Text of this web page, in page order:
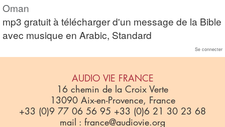
Oman
mp3 gratuit à télécharger d'un message de la Bible
avec musique en Arabic, Standard
Se connecter
AUDIO VIE FRANCE
16 chemin de la Croix Verte
13090 Aix-en-Provence, France
+33 (0)9 77 06 56 95 +33 (0)6 21 30 23 68
mail : france@audiovie.org